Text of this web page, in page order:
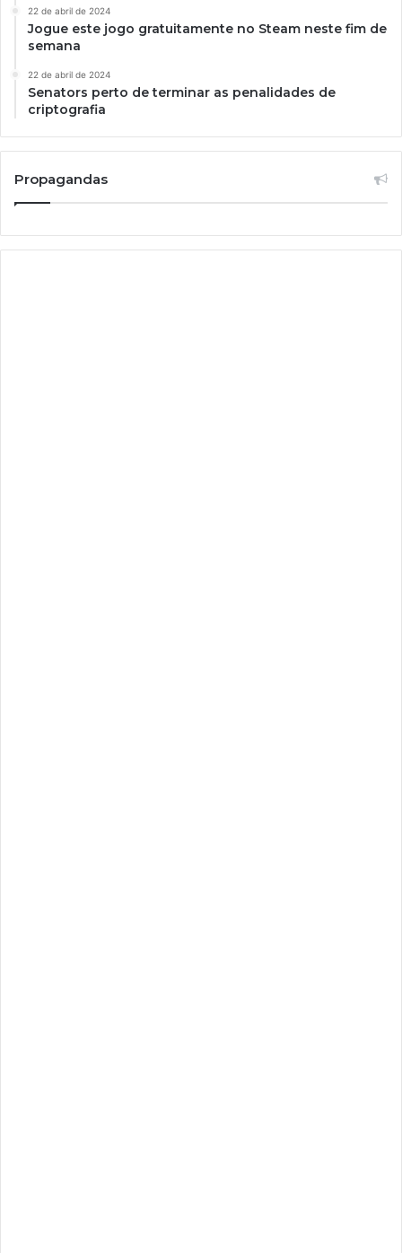
22 de abril de 2024
Jogue este jogo gratuitamente no Steam neste fim de
semana
22 de abril de 2024
Senators perto de terminar as penalidades de
criptografia
Propagandas